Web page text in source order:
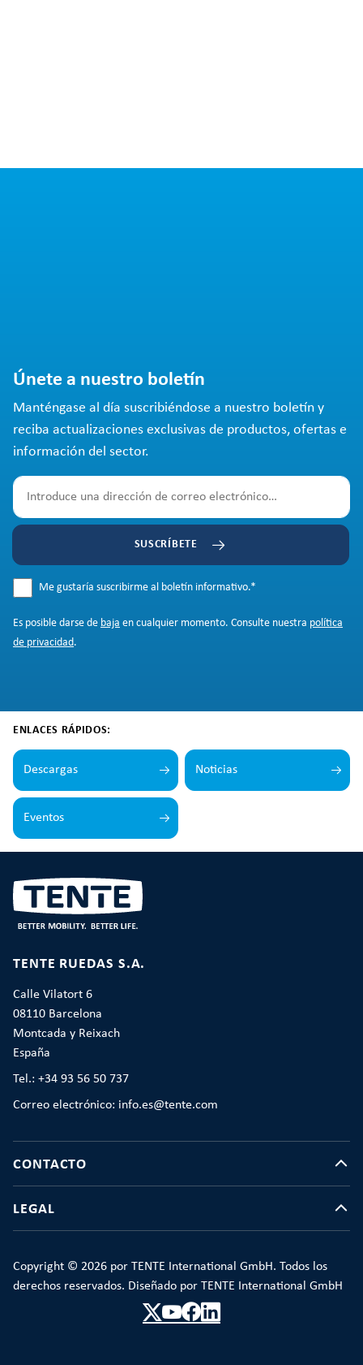
Únete a nuestro boletín
Manténgase al día suscribiéndose a nuestro boletín y
reciba actualizaciones exclusivas de productos, ofertas e
información del sector.
SUSCRÍBETE
Me gustaría suscribirme al boletín informativo.*
Es posible darse de baja en cualquier momento. Consulte nuestra política
de privacidad.
ENLACES RÁPIDOS:
Descargas Noticias
Eventos
TENTE RUEDAS S.A.
Calle Vilatort 6
08110 Barcelona
Montcada y Reixach
España
Tel.: +34 93 56 50 737
Correo electrónico: info.es@tente.com
CONTACTO
LEGAL
Copyright © 2026 por TENTE International GmbH. Todos los
derechos reservados. Diseñado por TENTE International GmbH